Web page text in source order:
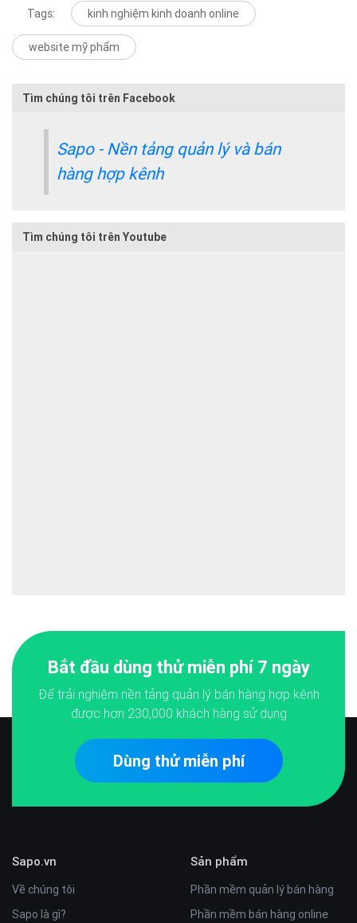
Tags: kinh nghiệm kinh doanh online
website mỹ phẩm
Tìm chúng tôi trên Facebook
Sapo - Nền tảng quản lý và bán
hàng hợp kênh
Tìm chúng tôi trên Youtube
Bắt đầu dùng thử miễn phí 7 ngày
Để trải nghiệm nền tảng quản lý bán hàng hợp kênh
được hơn 230,000 khách hàng sử dụng
Dùng thử miễn phí
Sapo.vn
Về chúng tôi
Sapo là gì?
Sản phẩm
Phần mềm quản lý bán hàng
Phần mềm bán hàng online